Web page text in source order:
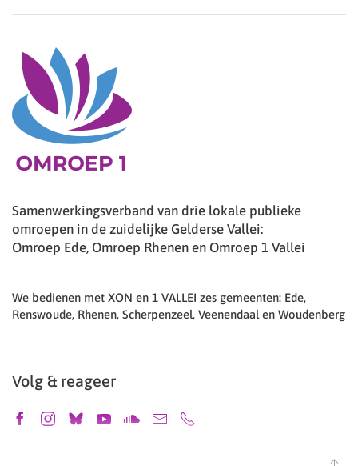
Samenwerkingsverband van drie lokale publieke
omroepen in de zuidelijke Gelderse Vallei:
Omroep Ede, Omroep Rhenen en Omroep 1 Vallei
We bedienen met XON en 1 VALLEI zes gemeenten: Ede,
Renswoude, Rhenen, Scherpenzeel, Veenendaal en Woudenberg
Volg & reageer